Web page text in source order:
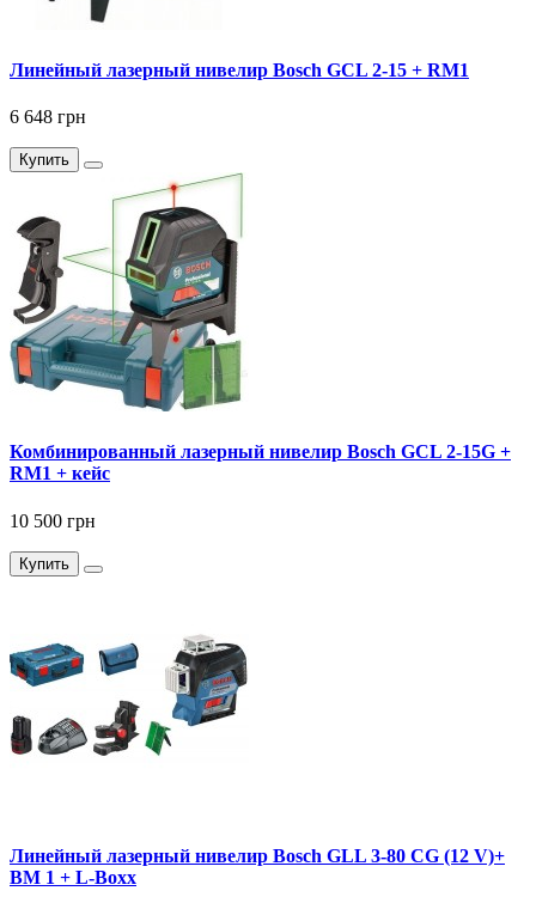
Линейный лазерный нивелир Bosch GCL 2-15 + RM1
6 648 грн
Купить
Комбинированный лазерный нивелир Bosch GCL 2-15G +
RM1 + кейс
10 500 грн
Купить
Линейный лазерный нивелир Bosch GLL 3-80 CG (12 V)+
BM 1 + L-Boxx